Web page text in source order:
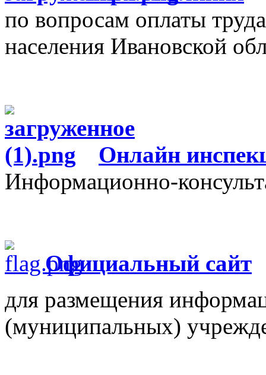
по вопросам оплаты
населения Ивановской
Онлайн
Информационно-
Официальный сайт
для размещения
(муниципальных)